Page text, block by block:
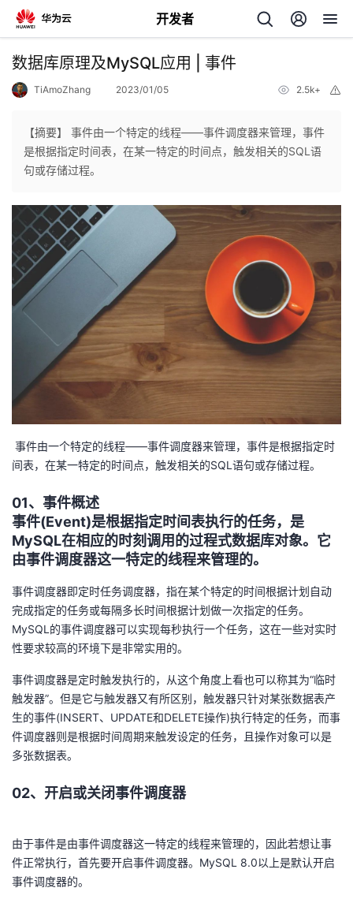
开发者
返
人
主
页
我
的
开
者
客
论
坛
的
圈
子
我
的
直
播
我
的
活
动
我
的
关
注
我
的
开
发
者
学
堂
我
的
Programs
我
的
支
持
我
数据库原理及MySQL应用 | 事件
TiAmoZhang 2023/01/05 2.5k+
【摘要】 事件由一个特定的线程——事件调度器来管理，事件
是根据指定时间表，在某一特定的时间点，触发相关的SQL语
句或存储过程。
事件由一个特定的线程——事件调度器来管理，事件是根据指定时
间表，在某一特定的时间点，触发相关的SQL语句或存储过程。
01、事件概述
事件(Event)是根据指定时间表执行的任务，是
MySQL在相应的时刻调用的过程式数据库对象。它
由事件调度器这一特定的线程来管理的。
事件调度器即定时任务调度器，指在某个特定的时间根据计划自动
完成指定的任务或每隔多长时间根据计划做一次指定的任务。
MySQL的事件调度器可以实现每秒执行一个任务，这在一些对实时
性要求较高的环境下是非常实用的。
事件调度器是定时触发执行的，从这个角度上看也可以称其为“临时
触发器”。但是它与触发器又有所区别，触发器只针对某张数据表产
生的事件(INSERT、UPDATE和DELETE操作)执行特定的任务，而事
件调度器则是根据时间周期来触发设定的任务，且操作对象可以是
多张数据表。
02、开启或关闭事件调度器
由于事件是由事件调度器这一特定的线程来管理的，因此若想让事
件正常执行，首先要开启事件调度器。MySQL 8.0以上是默认开启
事件调度器的。